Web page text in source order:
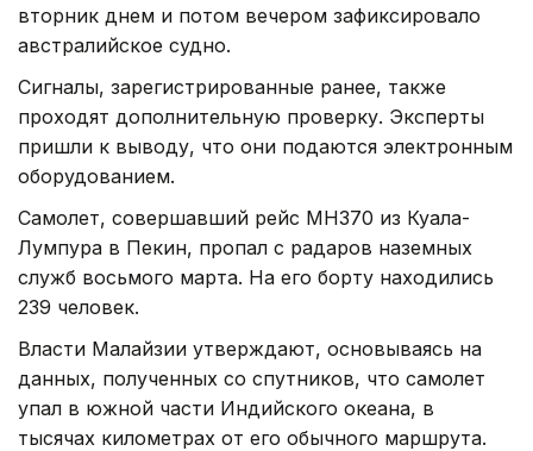
вторник днем и потом вечером зафиксировало
австралийское судно.
Сигналы, зарегистрированные ранее, также
проходят дополнительную проверку. Эксперты
пришли к выводу, что они подаются электронным
оборудованием.
Самолет, совершавший рейс MH370 из Куала-
Лумпура в Пекин, пропал с радаров наземных
служб восьмого марта. На его борту находились
239 человек.
Власти Малайзии утверждают, основываясь на
данных, полученных со спутников, что самолет
упал в южной части Индийского океана, в
тысячах километрах от его обычного маршрута.